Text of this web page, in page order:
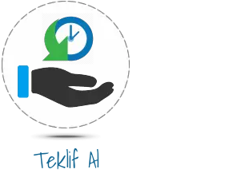
Teklif Al